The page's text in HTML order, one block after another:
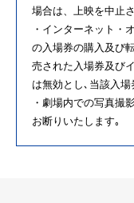
場合は、上映を中止
・インターネット・
の入場券の購入及び
売された入場券及び
は無効とし､当該入
・劇場内での写真撮
お断りいたします｡